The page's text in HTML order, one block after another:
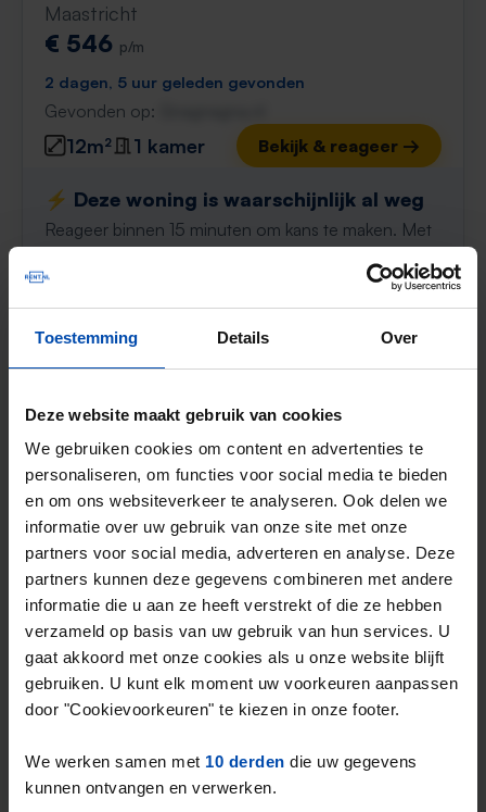
Toestemming Details Over
Deze website maakt gebruik van cookies
We gebruiken cookies om content en advertenties te
personaliseren, om functies voor social media te bieden
en om ons websiteverkeer te analyseren. Ook delen we
informatie over uw gebruik van onze site met onze
partners voor social media, adverteren en analyse. Deze
partners kunnen deze gegevens combineren met andere
informatie die u aan ze heeft verstrekt of die ze hebben
verzameld op basis van uw gebruik van hun services. U
gaat akkoord met onze cookies als u onze website blijft
gebruiken. U kunt elk moment uw voorkeuren aanpassen
door "Cookievoorkeuren" te kiezen in onze footer.
We werken samen met 10 derden die uw gegevens
kunnen ontvangen en verwerken.
Maastricht
€ 546 p/m
2 dagen, 5 uur geleden gevonden
Gevonden op:
12m² 1 kamer Bekijk & reageer →
⚡️ Deze woning is waarschijnlijk al weg
Reageer binnen 15 minuten om kans te maken. Met
studentenwoning in
Maastricht
Stel in één minuut je zoekprofiel in en krijg
elke nieuwe match direct via WhatsApp en
e-mail, vaak binnen een minuut na publicatie.
Zoekers met dit profiel ontvangen ~52
matches per week
Start je zoekprofiel →
4,5uit 1032 reviews